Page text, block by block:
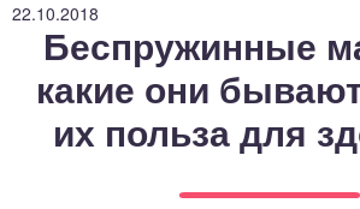
22.10.2018
Беспружинные
какие они
их польза для